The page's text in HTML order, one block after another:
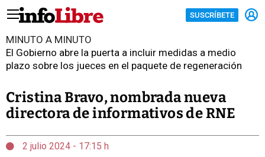
SUSCRÍBETE
MINUTO A MINUTO
El Gobierno abre la puerta a incluir medidas a medio
plazo sobre los jueces en el paquete de regeneración
Cristina Bravo, nombrada nueva
directora de informativos de RNE
2 julio 2024 - 17:15 h